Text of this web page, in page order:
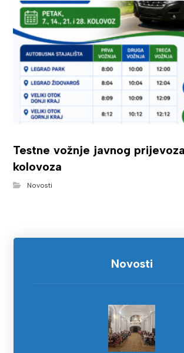
Testne vožnje javnog
kolovoza
Novosti
Novosti